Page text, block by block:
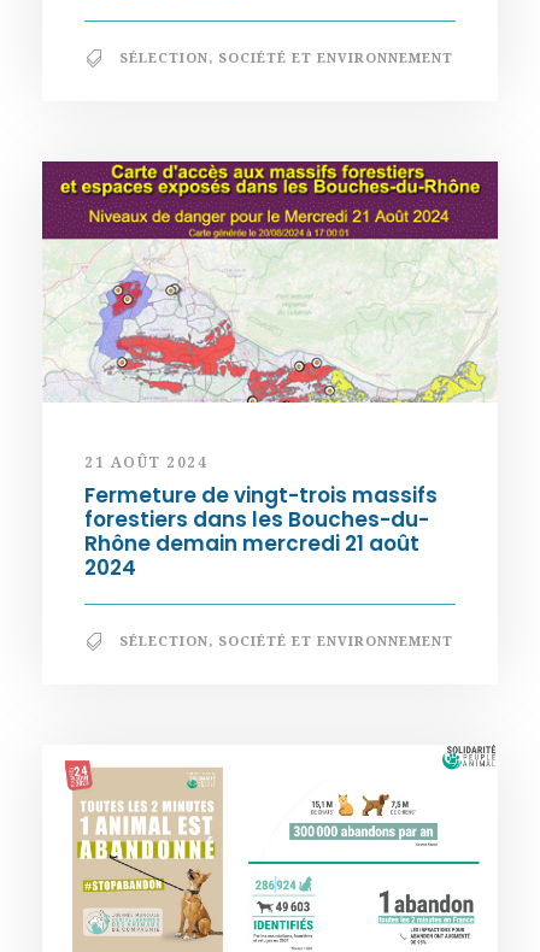
SÉLECTION, SOCIÉTÉ ET ENVIRONNEMENT
21 AOÛT 2024
Fermeture de vingt-trois massifs
forestiers dans les Bouches-du-
Rhône demain mercredi 21 août
2024
SÉLECTION, SOCIÉTÉ ET ENVIRONNEMENT